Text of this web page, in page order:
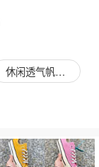
休闲透气帆布鞋图片